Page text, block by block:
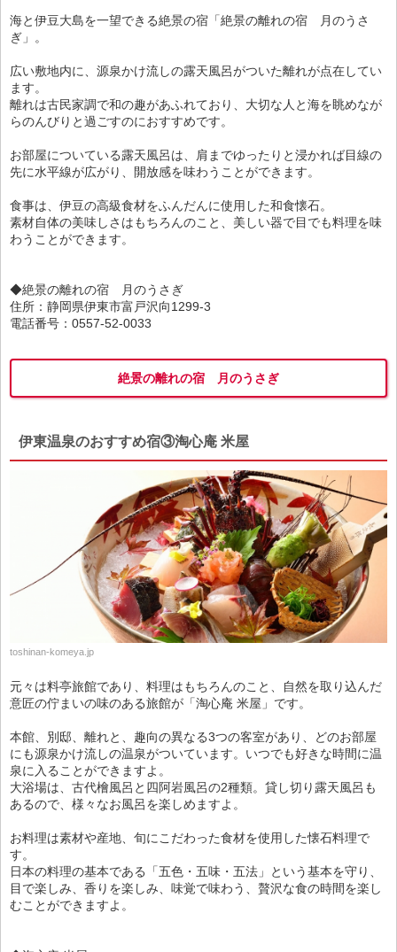
海と伊豆大島を一望できる絶景の宿「絶景の離れの宿 月のうさ
ぎ」。
広い敷地内に、源泉かけ流しの露天風呂がついた離れが点在してい
ます。
離れは古民家調で和の趣があふれており、大切な人と海を眺めなが
らのんびりと過ごすのにおすすめです。
お部屋についている露天風呂は、肩までゆったりと浸かれば目線の
先に水平線が広がり、開放感を味わうことができます。
食事は、伊豆の高級食材をふんだんに使用した和食懐石。
素材自体の美味しさはもちろんのこと、美しい器で目でも料理を味
わうことができます。
◆絶景の離れの宿 月のうさぎ
住所：静岡県伊東市富戸沢向1299-3
電話番号：0557-52-0033
絶景の離れの宿 月のうさぎ
伊東温泉のおすすめ宿③淘心庵 米屋
toshinan-komeya.jp
元々は料亭旅館であり、料理はもちろんのこと、自然を取り込んだ
意匠の佇まいの味のある旅館が「淘心庵 米屋」です。
本館、別邸、離れと、趣向の異なる3つの客室があり、どのお部屋
にも源泉かけ流しの温泉がついています。いつでも好きな時間に温
泉に入ることができますよ。
大浴場は、古代檜風呂と四阿岩風呂の2種類。貸し切り露天風呂も
あるので、様々なお風呂を楽しめますよ。
お料理は素材や産地、旬にこだわった食材を使用した懐石料理で
す。
日本の料理の基本である「五色・五味・五法」という基本を守り、
目で楽しみ、香りを楽しみ、味覚で味わう、贅沢な食の時間を楽し
むことができますよ。